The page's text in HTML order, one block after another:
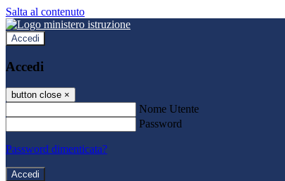
Salta al contenuto
Accedi
Accedi
button close ×
Nome Utente
Password
Password dimenticata?